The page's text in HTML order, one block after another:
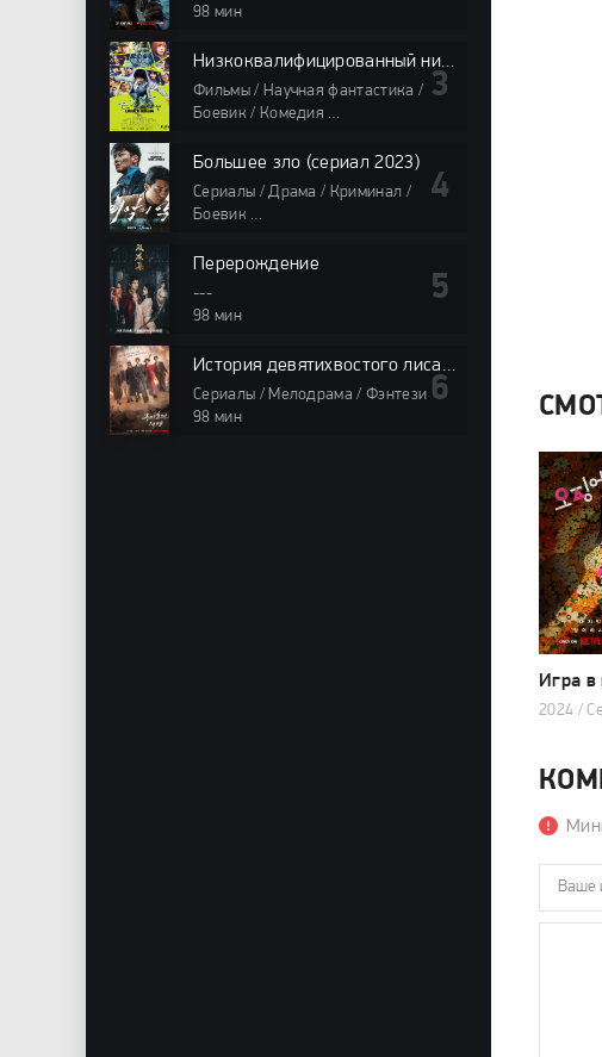
98 мин
Низкоквалифицированный ниндзя
Фильмы / Научная фантастика /
Боевик / Комедия
Большее зло (сериал 2023)
Сериалы / Драма / Криминал /
Боевик
Перерождение
---
98 мин
История девятихвостого лиса 1938
Сериалы / Мелодрама / Фэнтези
98 мин